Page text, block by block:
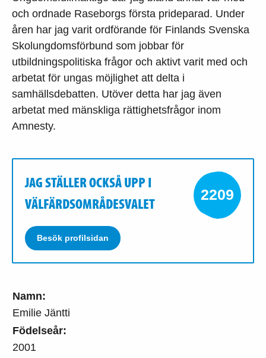
Namn:
Emilie Jäntti
Födelseår:
2001
och ordnade Raseborgs första prideparad. Under
åren har jag varit ordförande för Finlands Svenska
Skolungdomsförbund som jobbar för
utbildningspolitiska frågor och aktivt varit med och
arbetat för ungas möjlighet att delta i
samhällsdebatten. Utöver detta har jag även
arbetat med mänskliga rättighetsfrågor inom
Amnesty.
JAG STÄLLER OCKSÅ UPP I
VÄLFÄRDSOMRÅDESVALET
Besök profilsidan
2209